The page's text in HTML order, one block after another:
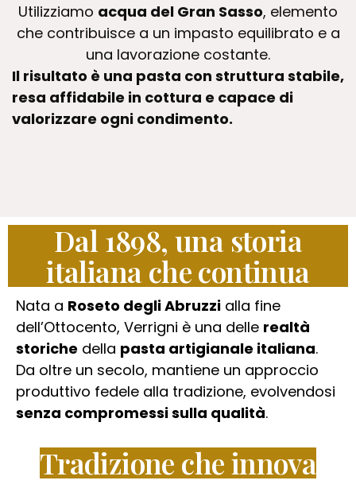
Utilizziamo acqua del Gran Sasso, elemento
che contribuisce a un impasto equilibrato e a
una lavorazione costante.
Il risultato è una pasta con struttura stabile,
resa affidabile in cottura e capace di
valorizzare ogni condimento.
Dal 1898, una storia
italiana che continua
Nata a Roseto degli Abruzzi alla fine
dell’Ottocento, Verrigni è una delle realtà
storiche della pasta artigianale italiana.
Da oltre un secolo, mantiene un approccio
produttivo fedele alla tradizione, evolvendosi
senza compromessi sulla qualità.
Tradizione che innova